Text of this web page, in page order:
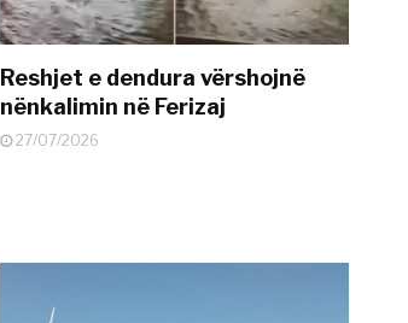
Reshjet e dendura vërshojnë
nënkalimin në Ferizaj
27/07/2026